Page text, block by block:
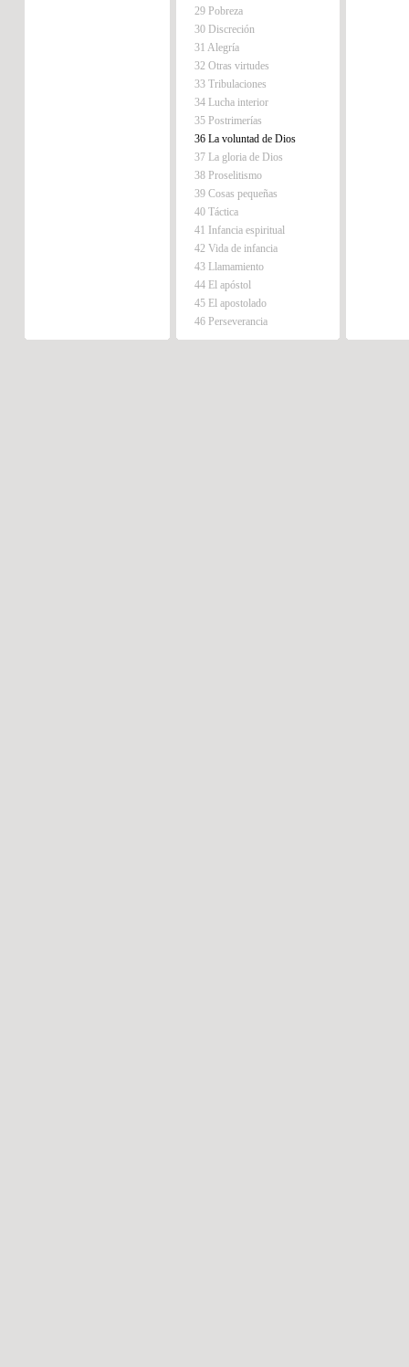
29 Pobreza
30 Discreción
31 Alegría
32 Otras virtudes
33 Tribulaciones
34 Lucha interior
35 Postrimerías
36 La voluntad de Dios
37 La gloria de Dios
38 Proselitismo
39 Cosas pequeñas
40 Táctica
41 Infancia espiritual
42 Vida de infancia
43 Llamamiento
44 El apóstol
45 El apostolado
46 Perseverancia